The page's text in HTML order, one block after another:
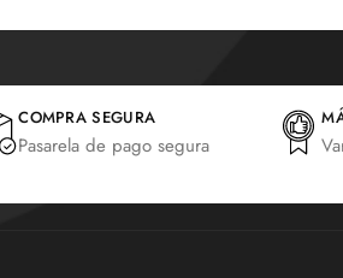
COMPRA SEGURA
Pasarela de pago segura